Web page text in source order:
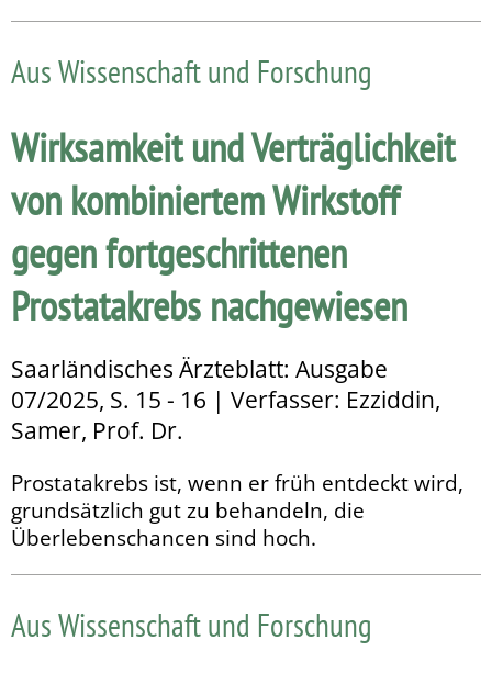
Aus Wissenschaft und Forschung
Wirksamkeit und Verträglichkeit
von kombiniertem Wirkstoff
gegen fortgeschrittenen
Prostatakrebs nachgewiesen
Saarländisches Ärzteblatt: Ausgabe
07/2025, S. 15 - 16 | Verfasser: Ezziddin,
Samer, Prof. Dr.
Prostatakrebs ist, wenn er früh entdeckt wird,
grundsätzlich gut zu behandeln, die
Überlebenschancen sind hoch.
Aus Wissenschaft und Forschung